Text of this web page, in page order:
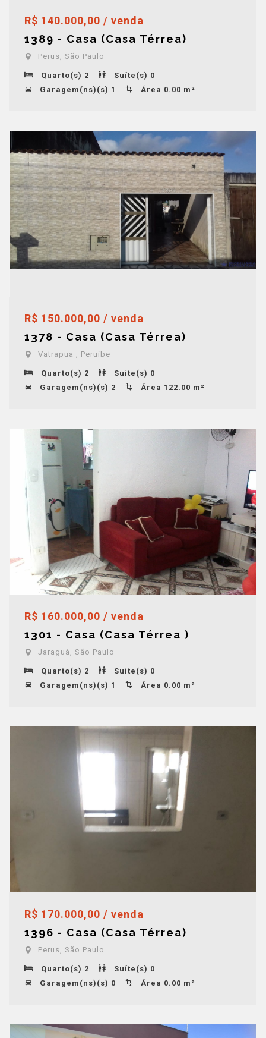
R$ 140.000,00 / venda
1389 - Casa (Casa Térrea)
Perus, São Paulo
Quarto(s) 2
Suíte(s) 0
Garagem(ns)(s) 1
Área 0.00 m²
R$ 150.000,00 / venda
1378 - Casa (Casa Térrea)
Vatrapua , Peruíbe
Quarto(s) 2
Suíte(s) 0
Garagem(ns)(s) 2
Área 122.00 m²
R$ 160.000,00 / venda
1301 - Casa (Casa Térrea )
Jaraguá, São Paulo
Quarto(s) 2
Suíte(s) 0
Garagem(ns)(s) 1
Área 0.00 m²
R$ 170.000,00 / venda
1396 - Casa (Casa Térrea)
Perus, São Paulo
Quarto(s) 2
Suíte(s) 0
Garagem(ns)(s) 0
Área 0.00 m²